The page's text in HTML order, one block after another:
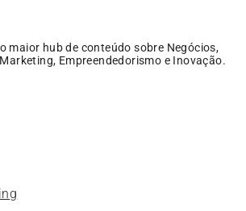
maior hub de conteúdo sobre Negócios,
Empreendedorismo e Inovação.